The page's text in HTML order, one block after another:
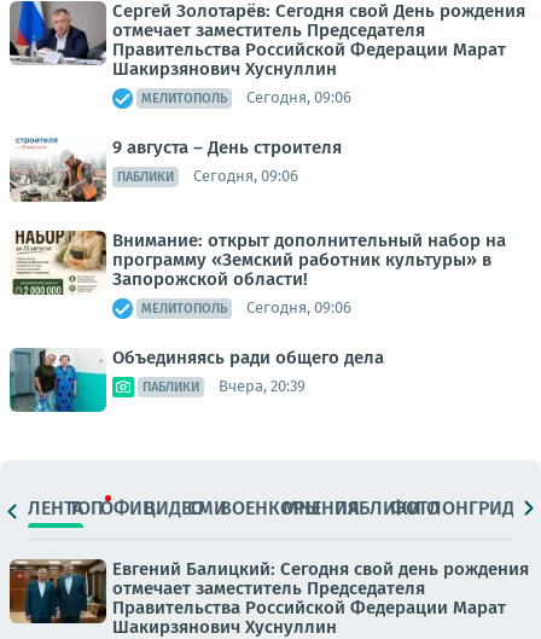
Сергей Золотарёв: Сегодня свой День рождения
отмечает заместитель Председателя
Правительства Российской Федерации Марат
Шакирзянович Хуснуллин
МЕЛИТОПОЛЬ Сегодня, 09:06
9 августа – День строителя
ПАБЛИКИ Сегодня, 09:06
Внимание: открыт дополнительный набор на
программу «Земский работник культуры» в
Запорожской области!
МЕЛИТОПОЛЬ Сегодня, 09:06
Объединяясь ради общего дела
ПАБЛИКИ Вчера, 20:39
ЛЕНТАТОПОФИЦ.ВИДЕОСМИВОЕНКОРЫМНЕНИЯПАБЛИКИ
ФОТОЛОНГРИДЫ
Евгений Балицкий: Сегодня свой день рождения
отмечает заместитель Председателя
Правительства Российской Федерации Марат
Шакирзянович Хуснуллин